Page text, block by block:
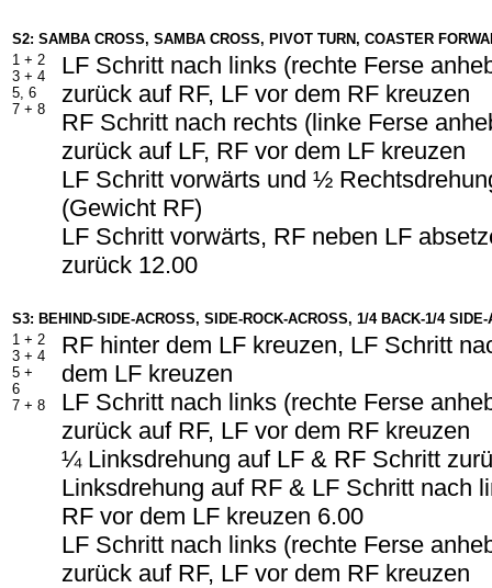
S2: SAMBA CROSS, SAMBA CROSS, PIVOT TURN, COASTER
1 + 2
3 + 4
5, 6
7 + 8
LF Schritt nach links (rechte Ferse
zurück auf RF, LF vor dem RF kreuzen
RF Schritt nach rechts (linke Ferse
zurück auf LF, RF vor dem LF kreuzen
LF Schritt vorwärts und ½
(Gewicht RF)
LF Schritt vorwärts, RF neben LF
zurück 12.00
S3: BEHIND-SIDE-ACROSS, SIDE-ROCK-ACROSS, 1/4 BACK-1/4
1 + 2
3 + 4
5 +
6
7 + 8
RF hinter dem LF kreuzen, LF Schritt
dem LF kreuzen
LF Schritt nach links (rechte Ferse
zurück auf RF, LF vor dem RF kreuzen
¼ Linksdrehung auf LF & RF Schritt
Linksdrehung auf RF & LF Schritt nach
RF vor dem LF kreuzen 6.00
LF Schritt nach links (rechte Ferse
zurück auf RF, LF vor dem RF kreuzen